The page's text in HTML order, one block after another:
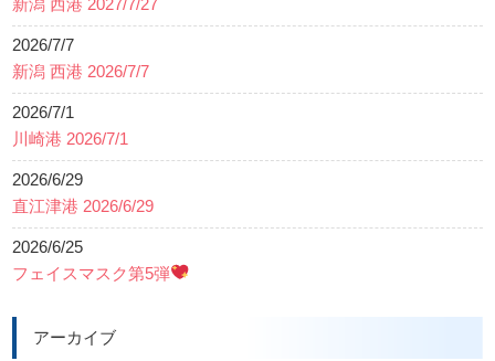
新潟 西港 2027/7/27
2026/7/7
新潟 西港 2026/7/7
2026/7/1
川崎港 2026/7/1
2026/6/29
直江津港 2026/6/29
2026/6/25
フェイスマスク第5弾
アーカイブ